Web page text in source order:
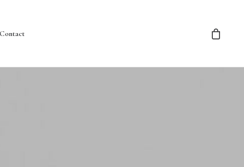
Contact